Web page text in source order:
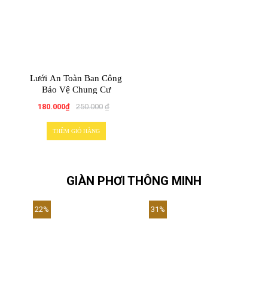
Lưới An Toàn Ban Công
Bảo Vệ Chung Cư
180.000₫ 250.000 ₫
THÊM GIỎ HÀNG
GIÀN PHƠI THÔNG MINH
22% 31%